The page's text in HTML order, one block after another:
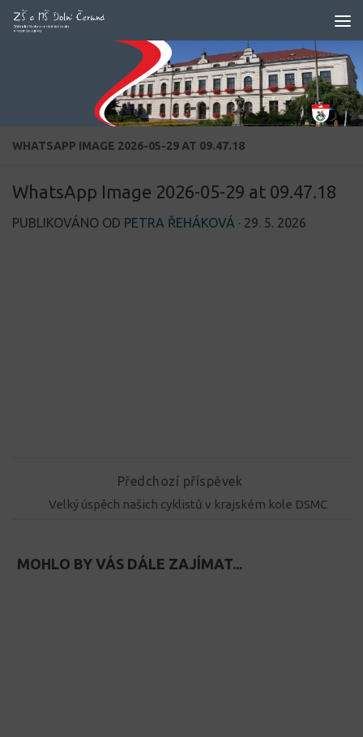
Skip to content
WHATSAPP IMAGE 2026-05-29 AT 09.47.18
WhatsApp Image 2026-05-29 at 09.47.18
PUBLIKOVÁNO OD PETRA ŘEHÁKOVÁ · 29. 5. 2026
Předchozí příspěvek
Velký úspěch našich cyklistů v krajském kole DSMC
MOHLO BY VÁS DÁLE ZAJÍMAT...